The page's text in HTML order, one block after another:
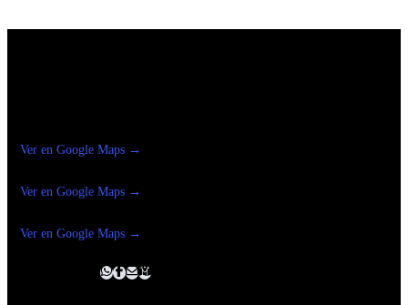
Ver en Google Maps →
Ver en Google Maps →
Ver en Google Maps →